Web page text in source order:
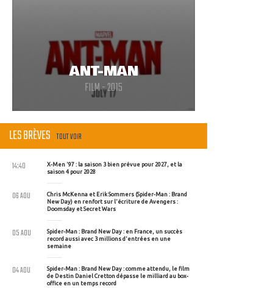
ANT-MAN
FILM - 2015
LES BRÈVES TOUT VOIR
X-Men '97 : la saison 3 bien prévue pour 2027, et la
saison 4 pour 2028
14:40
Chris McKenna et Erik Sommers (Spider-Man : Brand
New Day) en renfort sur l'écriture de Avengers :
Doomsday et Secret Wars
06 AOU
Spider-Man : Brand New Day : en France, un succès
record aussi avec 3 millions d'entrées en une
semaine
05 AOU
Spider-Man : Brand New Day : comme attendu, le film
de Destin Daniel Cretton dépasse le milliard au box-
office en un temps record
04 AOU